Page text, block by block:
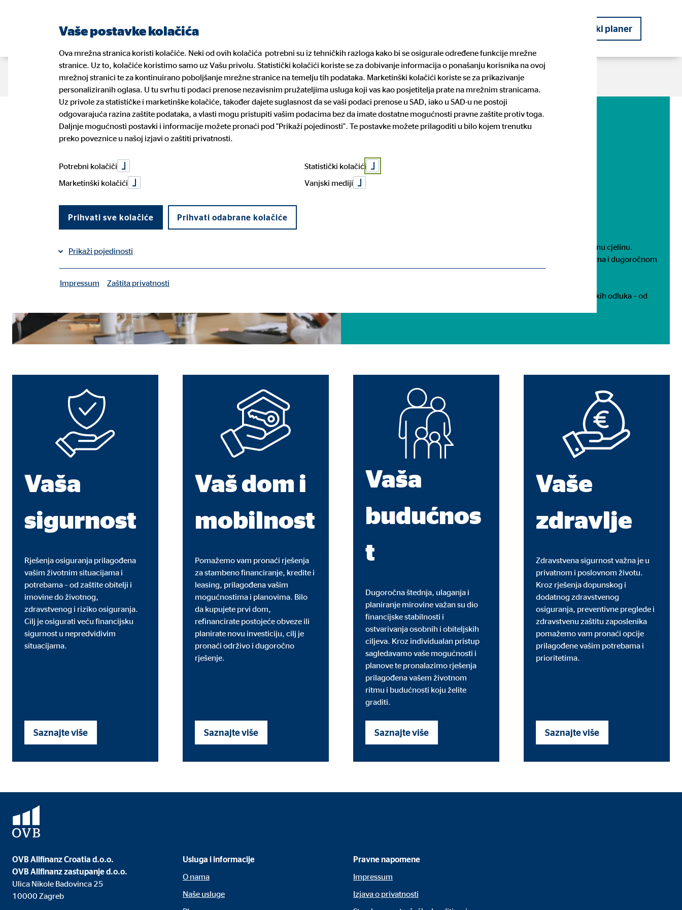
Postanite financijski planer
O nama
Naši financijski planeri Naši partneri Povijest tvrtke OVB Priče
Naše usluge
Vaše zdravlje Vaše osiguranje Dom i mobilnost Planiranje budućnosti
Dogovorite konzultacije
Blog Karijera
Prednosti posla financijskog
planera
Prilika za posao Prilika za napredovanje
Pronađite kontakt osobu i prijavite
se
Mediji Pravne informacije
GDPR
Informacije o sustavu zaštite
ulagatelja
Prijava nepravilnosti Stambeno potrošačko kreditiranje
Allfinanz
planiranje
Allfinanz planiranje povezuje različita područja osobnih financija u jednu cjelinu.
Umjesto pojedinačnih proizvoda, fokus je na vašim potrebama, ciljevima i dugoročnom
planiranju.
Naši financijski planeri pružaju podršku pri donošenju važnih financijskih odluka – od
Vaša
sigurnost
Rješenja osiguranja prilagođena
vašim životnim situacijama i
potrebama – od zaštite obitelji i
imovine do životnog,
zdravstvenog i riziko osiguranja.
Cilj je osigurati veću financijsku
sigurnost u nepredvidivim
situacijama.
Saznajte više
Vaš dom i
mobilnost
Pomažemo vam pronaći rješenja
za stambeno financiranje, kredite i
leasing, prilagođena vašim
mogućnostima i planovima. Bilo
da kupujete prvi dom,
refinancirate postojeće obveze ili
planirate novu investiciju, cilj je
pronaći održivo i dugoročno
rješenje.
Saznajte više
Vaša
budućnos
t
Dugoročna štednja, ulaganja i
planiranje mirovine važan su dio
financijske stabilnosti i
ostvarivanja osobnih i obiteljskih
ciljeva. Kroz individualan pristup
sagledavamo vaše mogućnosti i
planove te pronalazimo rješenja
prilagođena vašem životnom
ritmu i budućnosti koju želite
graditi.
Saznajte više
Vaše
zdravlje
Zdravstvena sigurnost važna je u
privatnom i poslovnom životu.
Kroz rješenja dopunskog i
dodatnog zdravstvenog
osiguranja, preventivne preglede i
zdravstvenu zaštitu zaposlenika
pomažemo vam pronaći opcije
prilagođene vašim potrebama i
prioritetima.
Saznajte više
OVB Allfinanz Croatia d.o.o.
OVB Allfinanz zastupanje d.o.o.
Ulica Nikole Badovinca 25
10000 Zagreb
Usluga i informacije
O nama
Naše usluge
Pravne napomene
Impressum
Izjava o privatnosti
Vaše postavke kolačića
Ova mrežna stranica koristi kolačiće. Neki od ovih kolačića potrebni su iz tehničkih razloga kako bi se osigurale određene funkcije mrežne
stranice. Uz to, kolačiće koristimo samo uz Vašu privolu. Statistički kolačići koriste se za dobivanje informacija o ponašanju korisnika na ovoj
mrežnoj stranici te za kontinuirano poboljšanje mrežne stranice na temelju tih podataka. Marketinški kolačići koriste se za prikazivanje
personaliziranih oglasa. U tu svrhu ti podaci prenose nezavisnim pružateljima usluga koji vas kao posjetitelja prate na mrežnim stranicama.
Uz privole za statističke i marketinške kolačiće, također dajete suglasnost da se vaši podaci prenose u SAD, iako u SAD-u ne postoji
odgovarajuća razina zaštite podataka, a vlasti mogu pristupiti vašim podacima bez da imate dostatne mogućnosti pravne zaštite protiv toga.
Daljnje mogućnosti postavki i informacije možete pronaći pod "Prikaži pojedinosti". Te postavke možete prilagoditi u bilo kojem trenutku
preko poveznice u našoj izjavi o zaštiti privatnosti.
Potrebni kolačiči
Statistički kolačići
Marketinški kolačići
Vanjski mediji
Prihvati sve kolačiće Prihvati odabrane kolačiće
Prikaži pojedinosti
Korisničke postavke
Svrha: Spremanje korisničkih postavki
Trajanje kolačića:
Kolačić suglasnosti
mindshape
Trajanje kolačića: 1 godina
Statistički kolačići
Statistički kolačići prikupljaju podatke anonimno. Ovi nam podaci pomažu da shvatimo kako naši posjetitelji koriste našu mrežnu stranicu.
Google Analytics
Naziv: _ga, _gat_UA-41411249-11, _gid
Google Ireland Ltd.
Marketinški kolačići
Google Tag Manager
Trajanje kolačića:
Adform | Primatelj: OVB, Adform A/S
Impressum Zaštita privatnosti